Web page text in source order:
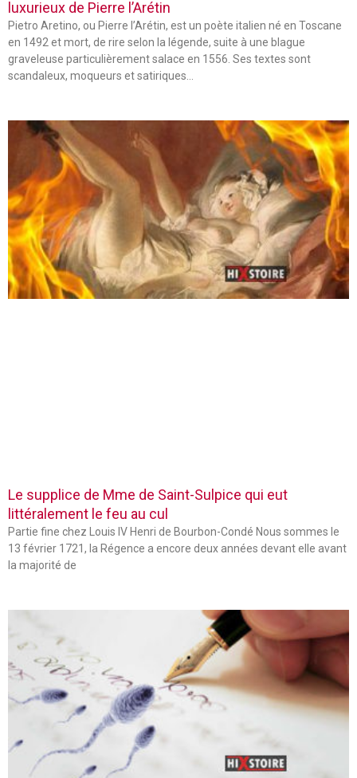
luxurieux de Pierre l’Arétin
Pietro Aretino, ou Pierre l’Arétin, est un poète italien né en Toscane
en 1492 et mort, de rire selon la légende, suite à une blague
graveleuse particulièrement salace en 1556. Ses textes sont
scandaleux, moqueurs et satiriques…
Le supplice de Mme de Saint-Sulpice qui eut
littéralement le feu au cul
Partie fine chez Louis IV Henri de Bourbon-Condé Nous sommes le
13 février 1721, la Régence a encore deux années devant elle avant
la majorité de